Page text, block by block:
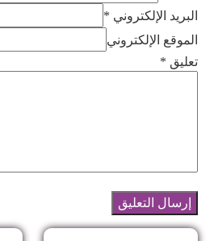
البريد الإلكتروني *
الموقع الإلكتروني
تعليق *